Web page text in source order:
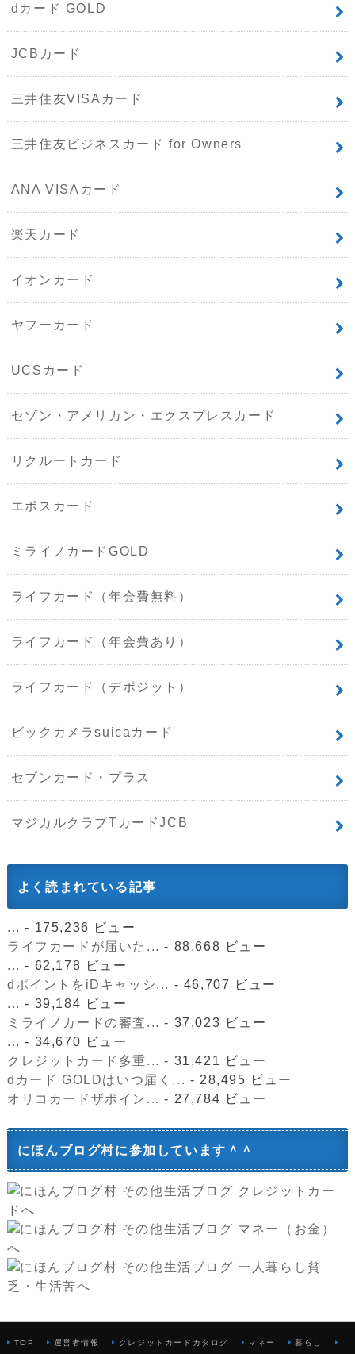
dカード GOLD
JCBカード
三井住友VISAカード
三井住友ビジネスカード for Owners
ANA VISAカード
楽天カード
イオンカード
ヤフーカード
UCSカード
セゾン・アメリカン・エクスプレスカード
リクルートカード
エポスカード
ミライノカードGOLD
ライフカード（年会費無料）
ライフカード（年会費あり）
ライフカード（デポジット）
ビックカメラsuicaカード
セブンカード・プラス
マジカルクラブTカードJCB
よく読まれている記事
... - 175,236 ビュー
ライフカードが届いた... - 88,668 ビュー
... - 62,178 ビュー
dポイントをiDキャッシ... - 46,707 ビュー
... - 39,184 ビュー
ミライノカードの審査... - 37,023 ビュー
... - 34,670 ビュー
クレジットカード多重... - 31,421 ビュー
dカード GOLDはいつ届く... - 28,495 ビュー
オリコカードザポイン... - 27,784 ビュー
にほんブログ村に参加しています＾＾
TOP 運営者情報 クレジットカードカタログ マネー 暮らし